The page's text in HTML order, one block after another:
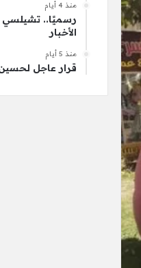
منذ 4 أيام
رسميًا.. تشيلسي
الأخبار
منذ 5 أيام
قرار عاجل لحسين